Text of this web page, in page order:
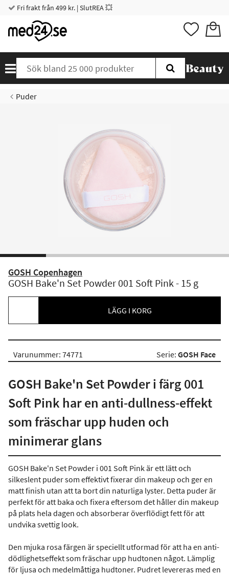
Fri frakt från 499 kr. | SlutREA 💥
Puder
GOSH Copenhagen
GOSH Bake'n Set Powder 001 Soft Pink - 15 g
LÄGG I KORG
Varunummer: 74771 Serie: GOSH Face
GOSH Bake'n Set Powder i färg 001
Soft Pink har en anti-dullness-effekt
som fräschar upp huden och
minimerar glans
GOSH Bake'n Set Powder i 001 Soft Pink är ett lätt och
silkeslent puder som effektivt fixerar din makeup och ger en
matt finish utan att ta bort din naturliga lyster. Detta puder är
perfekt för att baka och fixera eftersom det håller din makeup
på plats hela dagen och absorberar överflödigt fett för att
undvika svettig look.
Den mjuka rosa färgen är speciellt utformad för att ha en anti-
dödlighetseffekt som fräschar upp hudtonen något. Lämplig
för ljusa och medelmåttiga hudtoner. Pudret levereras med en